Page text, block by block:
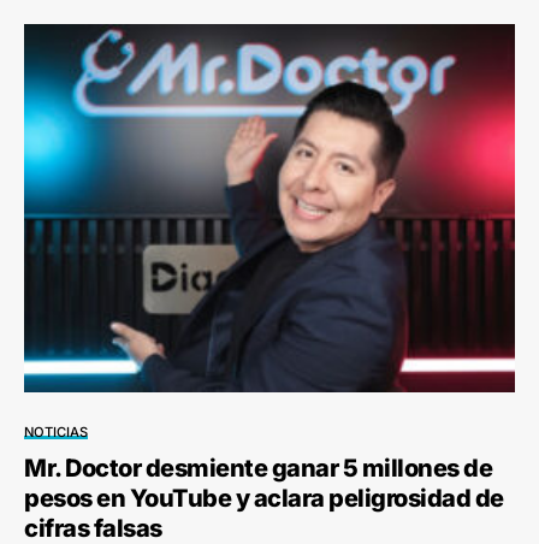
NOTICIAS
Mr. Doctor desmiente ganar 5 millones de
pesos en YouTube y aclara peligrosidad de
cifras falsas